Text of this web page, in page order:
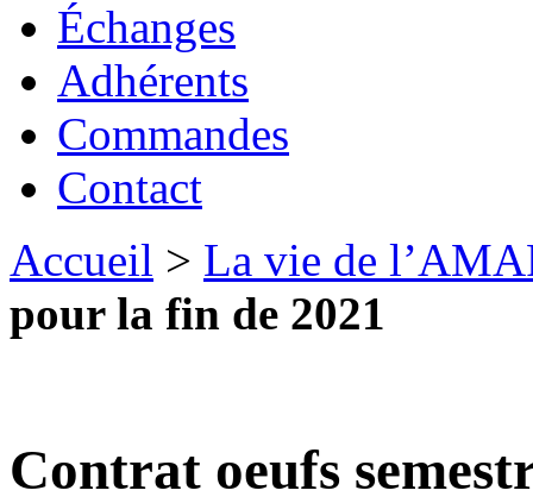
Échanges
Adhérents
Commandes
Contact
Accueil > La vie de
pour la fin de 2021
Contrat oeufs